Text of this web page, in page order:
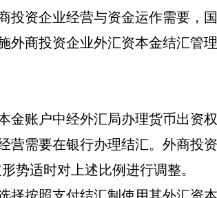
投资企业经营与资金运作需要，
外商投资企业外汇资本金结汇管
金账户中经外汇局办理货币出资
营需要在银行办理结汇。外商投
势适时对上述比例进行调整。